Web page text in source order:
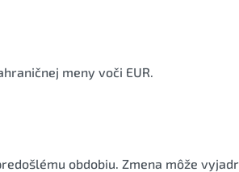
meny voči EUR.
obdobiu. Zmena môže